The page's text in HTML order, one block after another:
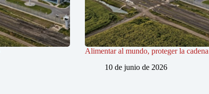
Alimentar al mundo, proteger la cadena
10 de junio de 2026